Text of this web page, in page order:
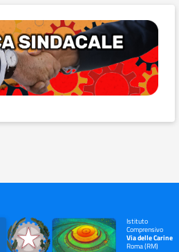
Istituto
Comprensivo
Via delle Carine
Roma (RM)